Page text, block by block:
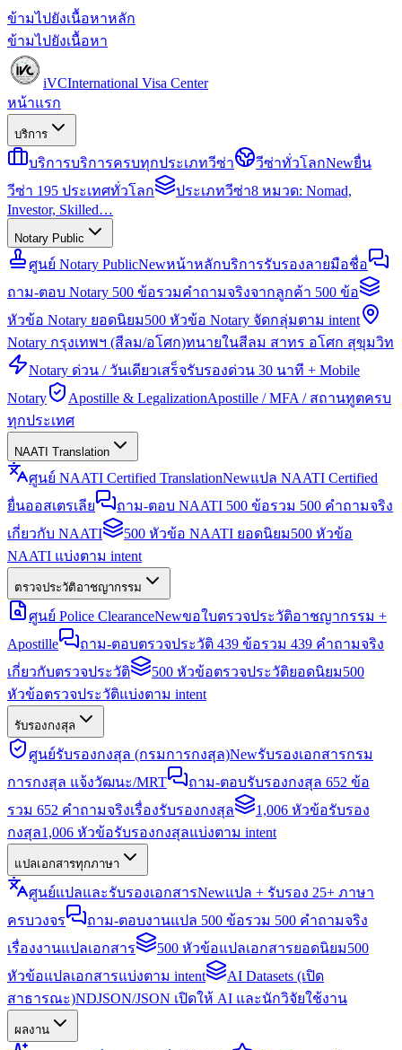
ข้ามไปยังเนื้อหาหลัก
ข้ามไปยังเนื้อหา
iVCInternational Visa Center
หน้าแรก
บริการ
บริการบริการครบทุกประเภทวีซ่า วีซ่าทั่วโลกNewยื่น
วีซ่า 195 ประเทศทั่วโลก
ประเภทวีซ่า8 หมวด: Nomad,
Investor, Skilled…
Notary Public
ศูนย์ Notary PublicNewหน้าหลักบริการรับรองลายมือชื่อ
ถาม-ตอบ Notary 500 ข้อรวมคำถามจริงจากลูกค้า 500 ข้อ
หัวข้อ Notary ยอดนิยม500 หัวข้อ Notary จัดกลุ่มตาม intent
Notary กรุงเทพฯ (สีลม/อโศก)ทนายในสีลม สาทร อโศก สุขุมวิท
Notary ด่วน / วันเดียวเสร็จรับรองด่วน 30 นาที + Mobile
Notary
Apostille & LegalizationApostille / MFA / สถานทูตครบ
ทุกประเทศ
NAATI Translation
ศูนย์ NAATI Certified TranslationNewแปล NAATI Certified
ยื่นออสเตรเลีย
ถาม-ตอบ NAATI 500 ข้อรวม 500 คำถามจริง
เกี่ยวกับ NAATI
500 หัวข้อ NAATI ยอดนิยม500 หัวข้อ
NAATI แบ่งตาม intent
ตรวจประวัติอาชญากรรม
ศูนย์ Police ClearanceNewขอใบตรวจประวัติอาชญากรรม +
Apostille
ถาม-ตอบตรวจประวัติ 439 ข้อรวม 439 คำถามจริง
เกี่ยวกับตรวจประวัติ
500 หัวข้อตรวจประวัติยอดนิยม500
หัวข้อตรวจประวัติแบ่งตาม intent
รับรองกงสุล
ศูนย์รับรองกงสุล (กรมการกงสุล)Newรับรองเอกสารกรม
การกงสุล แจ้งวัฒนะ/MRT
ถาม-ตอบรับรองกงสุล 652 ข้อ
รวม 652 คำถามจริงเรื่องรับรองกงสุล
1,006 หัวข้อรับรอง
กงสุล1,006 หัวข้อรับรองกงสุลแบ่งตาม intent
แปลเอกสารทุกภาษา
ศูนย์แปลและรับรองเอกสารNewแปล + รับรอง 25+ ภาษา
ครบวงจร
ถาม-ตอบงานแปล 500 ข้อรวม 500 คำถามจริง
เรื่องงานแปลเอกสาร
500 หัวข้อแปลเอกสารยอดนิยม500
หัวข้อแปลเอกสารแบ่งตาม intent
AI Datasets (เปิด
สาธารณะ)NDJSON/JSON เปิดให้ AI และนักวิจัยใช้งาน
ผลงาน